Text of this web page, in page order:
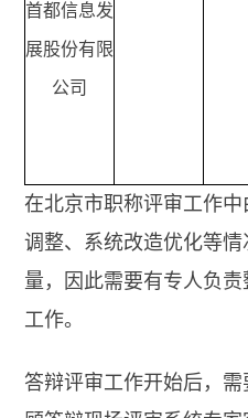
首都信息发
展股份有限
公司
在北京市职称评审工作
调整、系统改造优化等
量，因此需要有专人负
工作。
答辩评审工作开始后，